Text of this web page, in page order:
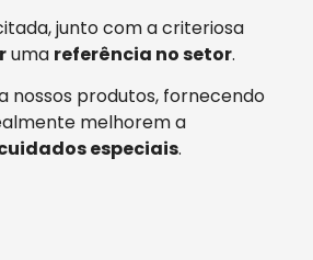
junto com a criteriosa
uma referência no setor.
nossos produtos, fornecendo
melhorem a
especiais.